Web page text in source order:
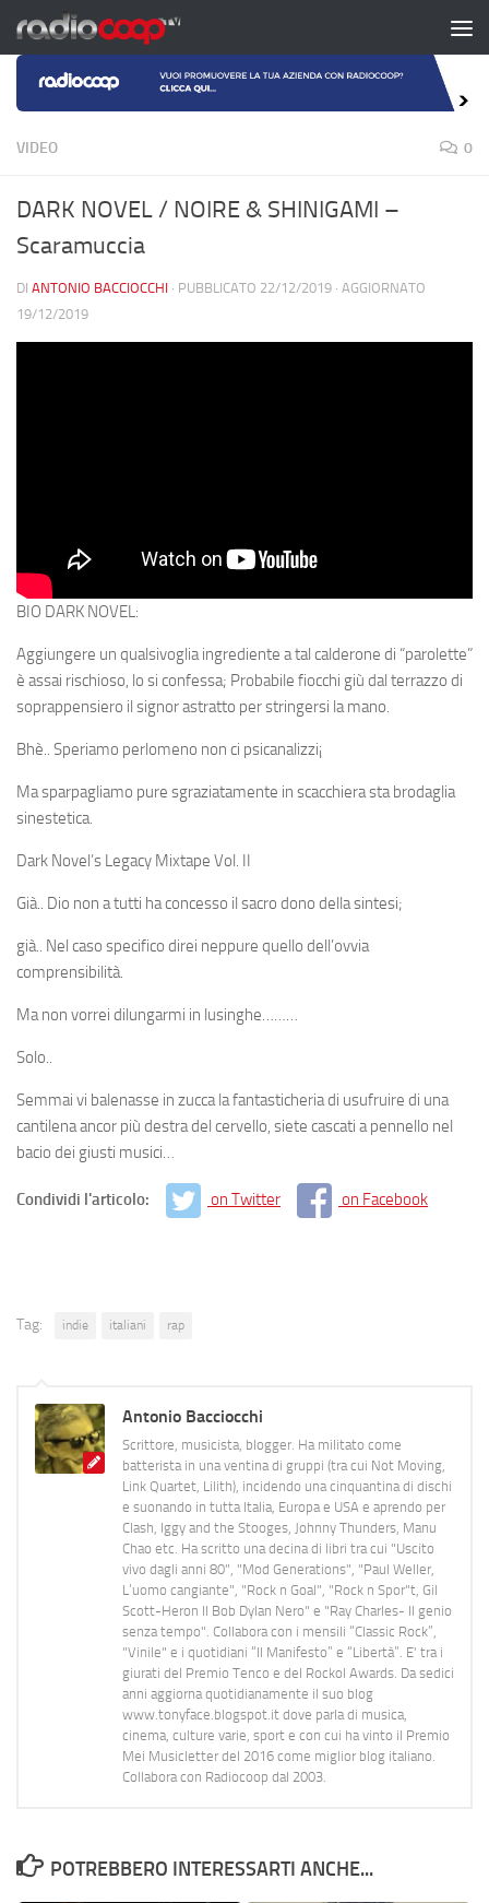
Salta al contenuto
VIDEO 0
DARK NOVEL / NOIRE & SHINIGAMI –
Scaramuccia
DI ANTONIO BACCIOCCHI · PUBBLICATO 22/12/2019 · AGGIORNATO
19/12/2019
BIO DARK NOVEL:
Aggiungere un qualsivoglia ingrediente a tal calderone di “parolette”
è assai rischioso, lo si confessa; Probabile fiocchi giù dal terrazzo di
soprappensiero il signor astratto per stringersi la mano.
Bhè.. Speriamo perlomeno non ci psicanalizzi¡
Ma sparpagliamo pure sgraziatamente in scacchiera sta brodaglia
sinestetica.
Dark Novel’s Legacy Mixtape Vol. II
Già.. Dio non a tutti ha concesso il sacro dono della sintesi;
già.. Nel caso specifico direi neppure quello dell’ovvia
comprensibilità.
Ma non vorrei dilungarmi in lusinghe………
Solo..
Semmai vi balenasse in zucca la fantasticheria di usufruire di una
cantilena ancor più destra del cervello, siete cascati a pennello nel
bacio dei giusti musici…
Condividi l'articolo: on Twitter on Facebook
Tag: indie italiani rap
Antonio Bacciocchi
Scrittore, musicista, blogger. Ha militato come
batterista in una ventina di gruppi (tra cui Not Moving,
Link Quartet, Lilith), incidendo una cinquantina di dischi
e suonando in tutta Italia, Europa e USA e aprendo per
Clash, Iggy and the Stooges, Johnny Thunders, Manu
Chao etc. Ha scritto una decina di libri tra cui "Uscito
vivo dagli anni 80", "Mod Generations", "Paul Weller,
L’uomo cangiante", "Rock n Goal", "Rock n Spor"t, Gil
Scott-Heron Il Bob Dylan Nero" e "Ray Charles- Il genio
senza tempo". Collabora con i mensili “Classic Rock”,
"Vinile" e i quotidiani “Il Manifesto” e “Libertà”. E' tra i
giurati del Premio Tenco e del Rockol Awards. Da sedici
anni aggiorna quotidianamente il suo blog
www.tonyface.blogspot.it dove parla di musica,
cinema, culture varie, sport e con cui ha vinto il Premio
Mei Musicletter del 2016 come miglior blog italiano.
Collabora con Radiocoop dal 2003.
POTREBBERO INTERESSARTI ANCHE...